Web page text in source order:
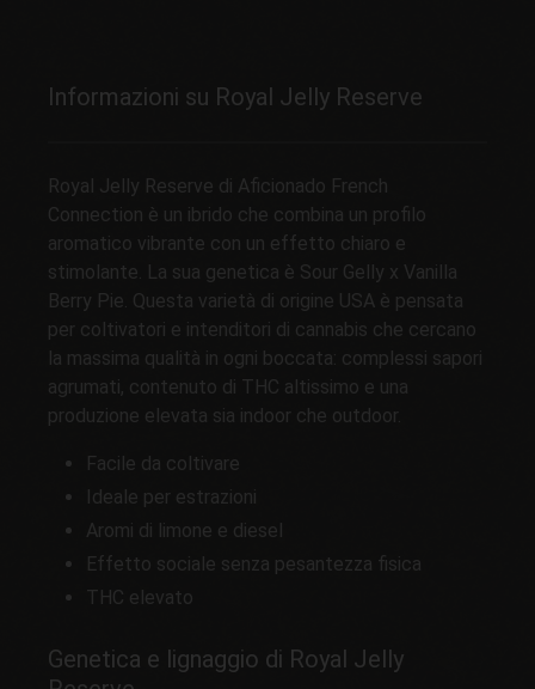
Informazioni su Royal Jelly Reserve
Royal Jelly Reserve di Aficionado French
Connection è un ibrido che combina un profilo
aromatico vibrante con un effetto chiaro e
stimolante. La sua genetica è Sour Gelly x Vanilla
Berry Pie. Questa varietà di origine USA è pensata
per coltivatori e intenditori di cannabis che cercano
la massima qualità in ogni boccata: complessi sapori
agrumati, contenuto di THC altissimo e una
produzione elevata sia indoor che outdoor.
Facile da coltivare
Ideale per estrazioni
Aromi di limone e diesel
Effetto sociale senza pesantezza fisica
THC elevato
Genetica e lignaggio di Royal Jelly